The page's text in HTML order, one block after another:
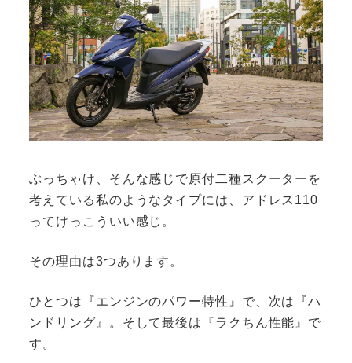
ぶっちゃけ、そんな感じで原付二種スクーターを
考えている私のようなタイプには、アドレス110
ってけっこういい感じ。
その理由は3つあります。
ひとつは『エンジンのパワー特性』で、次は『ハ
ンドリング』。そして最後は『ラクちん性能』で
す。